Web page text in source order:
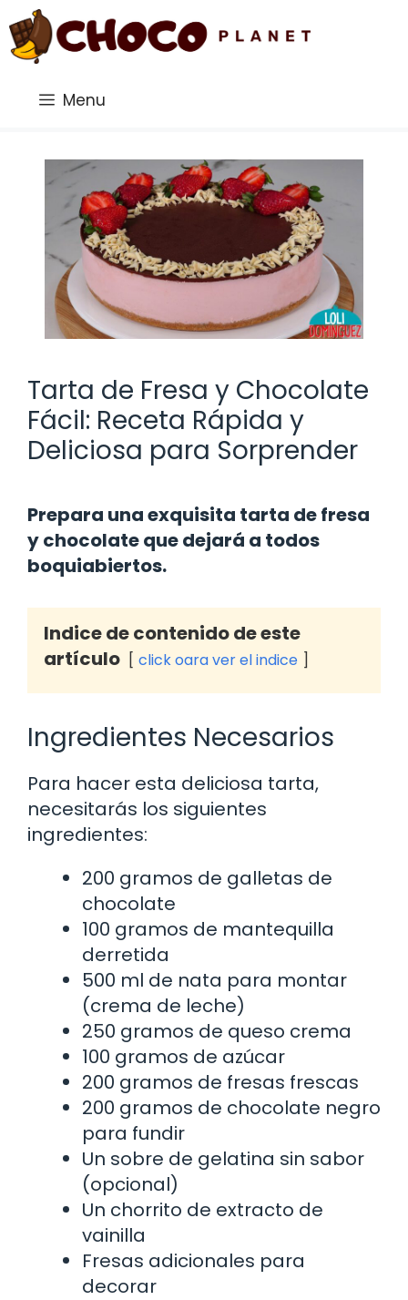
Saltar
al
contenido
Menu
Tarta de Fresa y Chocolate
Fácil: Receta Rápida y
Deliciosa para Sorprender
Prepara una exquisita tarta de fresa
y chocolate que dejará a todos
boquiabiertos.
Indice de contenido de este
artículo
click oara ver el indice
Ingredientes Necesarios
Para hacer esta deliciosa tarta,
necesitarás los siguientes
ingredientes:
200 gramos de galletas de
chocolate
100 gramos de mantequilla
derretida
500 ml de nata para montar
(crema de leche)
250 gramos de queso crema
100 gramos de azúcar
200 gramos de fresas frescas
200 gramos de chocolate negro
para fundir
Un sobre de gelatina sin sabor
(opcional)
Un chorrito de extracto de
vainilla
Fresas adicionales para
decorar